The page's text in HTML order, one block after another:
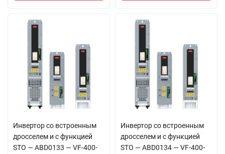
Инвертор со встроенным
дросселем и с функцией
STO — ABD0133 — VF-400-
Инвертор со встроенным
дросселем и с функцией
STO — ABD0134 — VF-400-